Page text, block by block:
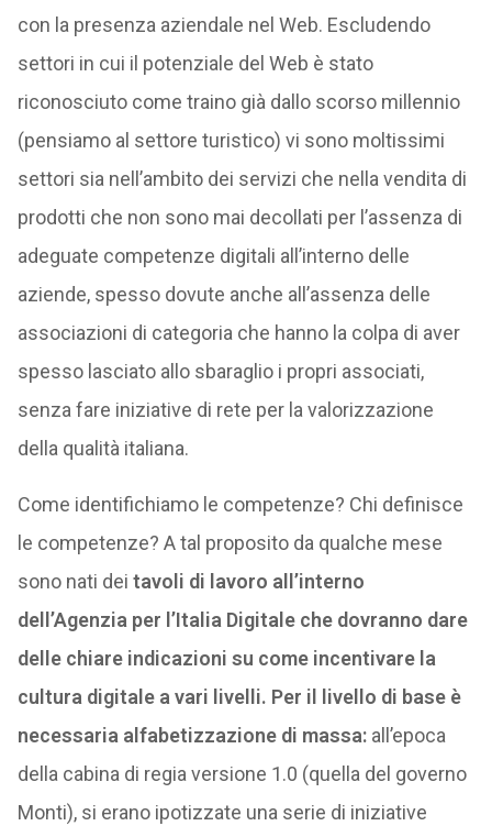
con la presenza aziendale nel Web. Escludendo
settori in cui il potenziale del Web è stato
riconosciuto come traino già dallo scorso millennio
(pensiamo al settore turistico) vi sono moltissimi
settori sia nell’ambito dei servizi che nella vendita di
prodotti che non sono mai decollati per l’assenza di
adeguate competenze digitali all’interno delle
aziende, spesso dovute anche all’assenza delle
associazioni di categoria che hanno la colpa di aver
spesso lasciato allo sbaraglio i propri associati,
senza fare iniziative di rete per la valorizzazione
della qualità italiana.
Come identifichiamo le competenze? Chi definisce
le competenze? A tal proposito da qualche mese
sono nati dei tavoli di lavoro all’interno
dell’Agenzia per l’Italia Digitale che dovranno dare
delle chiare indicazioni su come incentivare la
cultura digitale a vari livelli. Per il livello di base è
necessaria alfabetizzazione di massa:all’epoca
della cabina di regia versione 1.0 (quella del governo
Monti), si erano ipotizzate una serie di iniziative